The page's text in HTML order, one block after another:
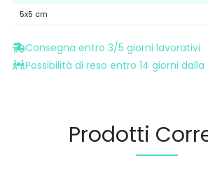
5x5 cm
Consegna entro 3/5 giorni lavorativi
Possibilità di reso entro 14 giorni
Prodotti